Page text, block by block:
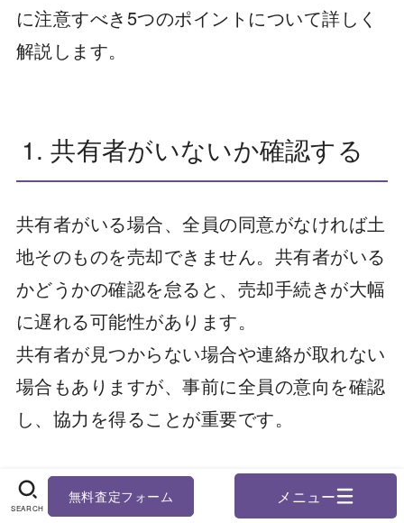
SEARCH
無料査定フォーム
に注意すべき5つのポイントについて詳しく
解説します。
1. 共有者がいないか確認する
共有者がいる場合、全員の同意がなければ土
地そのものを売却できません。共有者がいる
かどうかの確認を怠ると、売却手続きが大幅
に遅れる可能性があります。
共有者が見つからない場合や連絡が取れない
場合もありますが、事前に全員の意向を確認
し、協力を得ることが重要です。